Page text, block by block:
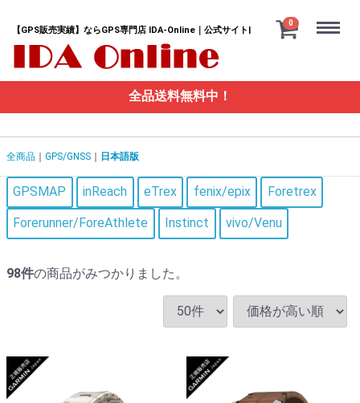
【GPS販売実績】ならGPS専門店 IDA-Online｜公式サイト|
0
全品送料無料中！
全商品 GPS/GNSS 日本語版
GPSMAP inReach eTrex fenix/epix Foretrex
Forerunner/ForeAthlete Instinct vivo/Venu
98件の商品がみつかりました。